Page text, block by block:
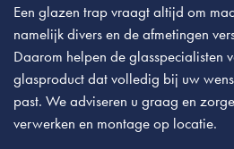
Een glazen trap vraagt altijd om
namelijk divers en de afmetingen
Daarom helpen de glasspecialisten
glasproduct dat volledig bij uw
past. We adviseren u graag en
verwerken en montage op locatie.